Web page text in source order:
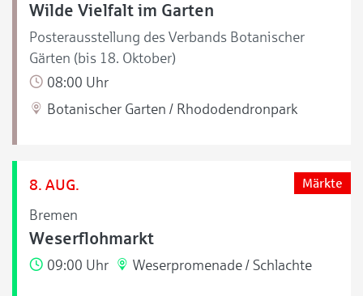
Wilde Vielfalt im Garten
Posterausstellung des Verbands Botanischer
Gärten (bis 18. Oktober)
08:00 Uhr
Botanischer Garten / Rhododendronpark
8. AUG.
Bremen
Märkte
Weserflohmarkt
09:00 Uhr Weserpromenade / Schlachte